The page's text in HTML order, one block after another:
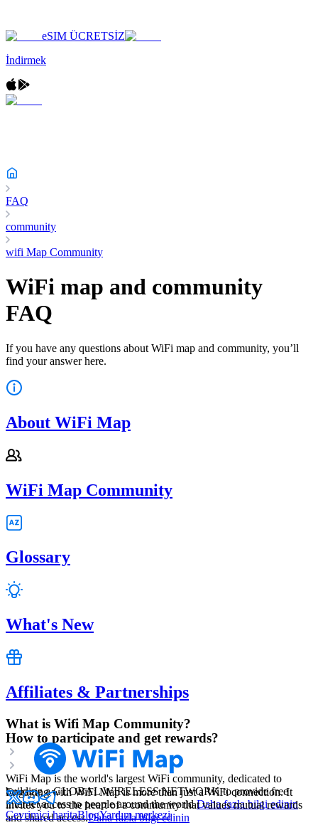
eSIM ÜCRETSİZ
İndirmek
FAQ
community
wifi Map Community
WiFi map and community
FAQ
If you have any questions about WiFi map and community, you’ll
find your answer here.
About WiFi Map
WiFi Map Community
Glossary
What's New
Affiliates & Partnerships
What is Wifi Map Community?
WiFi Map is the world's largest WiFi community, dedicated to
building a GLOBAL WIRELESS NETWORK to provide free
internet access to people around the world.Daha fazla bilgi edinin
How to participate and get rewards?
Engaging with WiFi Map is more than just a WiFi connection. It
invites you to the heart of a community that values mutual rewards
and shared access.Daha fazla bilgi edinin
Çevrimiçi haritaBlogYardım merkezi